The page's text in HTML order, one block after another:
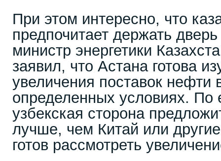
При этом интересно, что
предпочитает держать
министр энергетики
заявил, что Астана готова
увеличения поставок нефти
определенных условиях. По
узбекская сторона
лучше, чем Китай или
готов рассмотреть